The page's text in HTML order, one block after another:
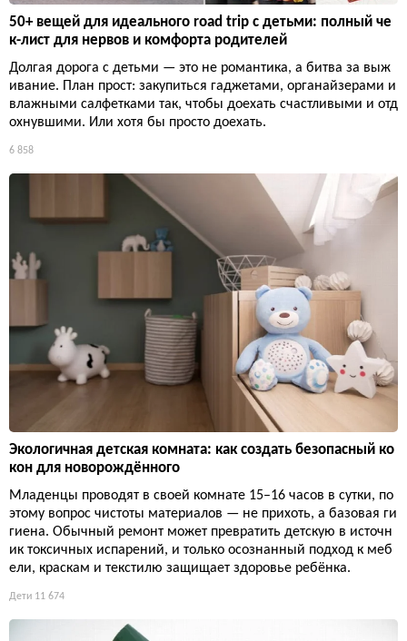
50+ вещей для идеального road trip с детьми: полный че
к-лист для нервов и комфорта родителей
Долгая дорога с детьми — это не романтика, а битва за выж
ивание. План прост: закупиться гаджетами, органайзерами и
влажными салфетками так, чтобы доехать счастливыми и отд
охнувшими. Или хотя бы просто доехать.
6 858
Экологичная детская комната: как создать безопасный ко
кон для новорождённого
Младенцы проводят в своей комнате 15–16 часов в сутки, по
этому вопрос чистоты материалов — не прихоть, а базовая ги
гиена. Обычный ремонт может превратить детскую в источн
ик токсичных испарений, и только осознанный подход к меб
ели, краскам и текстилю защищает здоровье ребёнка.
Дети 11 674